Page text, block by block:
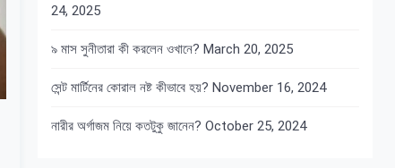
24, 2025
৯ মাস সুনীতারা কী করলেন ওখানে? March 20, 2025
সেন্ট মার্টিনের কোরাল নষ্ট কীভাবে হয়? November 16, 2024
নারীর অর্গাজম নিয়ে কতটুকু জানেন? October 25, 2024